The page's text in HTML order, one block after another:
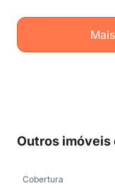
Outros imóveis
Cobertura